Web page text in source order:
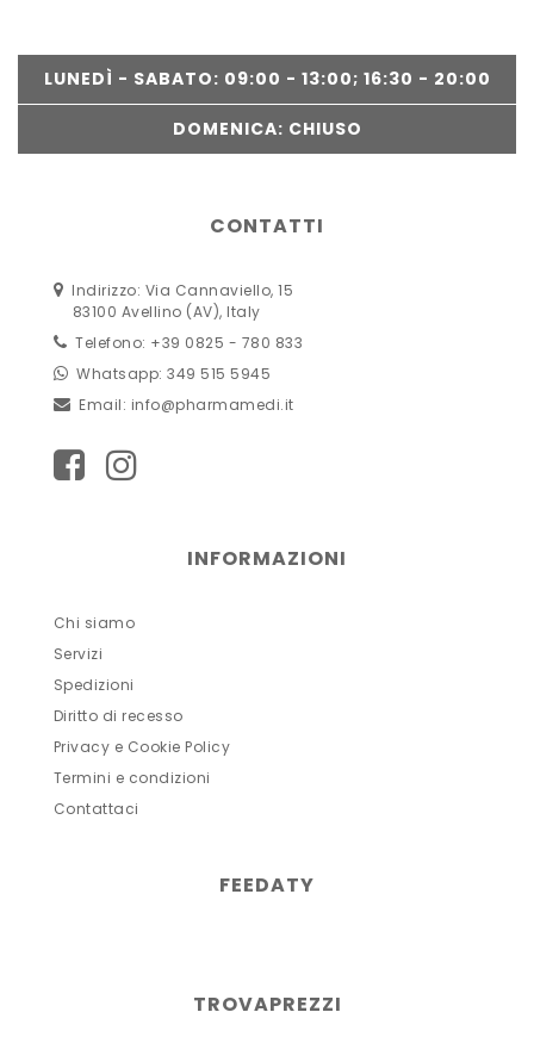
LUNEDÌ - SABATO: 09:00 - 13:00; 16:30 - 20:00
DOMENICA: CHIUSO
CONTATTI
Indirizzo: Via Cannaviello, 15
83100 Avellino (AV), Italy
Telefono: +39 0825 - 780 833
Whatsapp: 349 515 5945
Email: info@pharmamedi.it
INFORMAZIONI
Chi siamo
Servizi
Spedizioni
Diritto di recesso
Privacy e Cookie Policy
Termini e condizioni
Contattaci
FEEDATY
TROVAPREZZI